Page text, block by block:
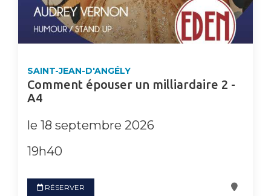
SAINT-JEAN-D'ANGÉLY
Comment épouser un milliardaire 2 -
A4
le 18 septembre 2026
19h40
RÉSERVER